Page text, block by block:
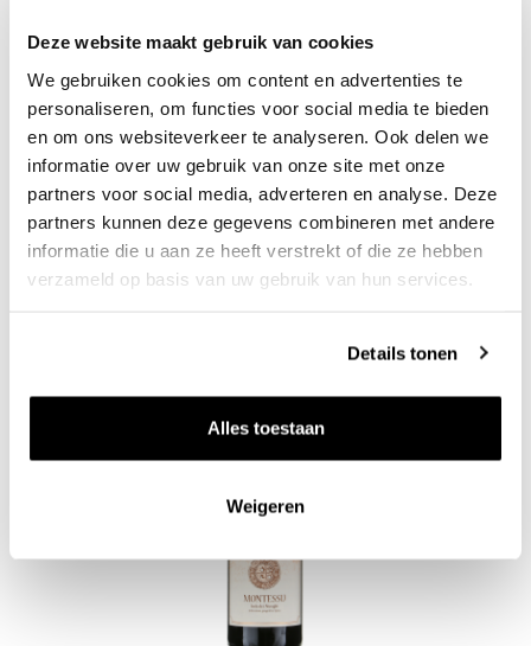
Deze website maakt gebruik van cookies
We gebruiken cookies om content en advertenties te
personaliseren, om functies voor social media te bieden
en om ons websiteverkeer te analyseren. Ook delen we
informatie over uw gebruik van onze site met onze
partners voor social media, adverteren en analyse. Deze
partners kunnen deze gegevens combineren met andere
informatie die u aan ze heeft verstrekt of die ze hebben
verzameld op basis van uw gebruik van hun services.
Details tonen
Alles toestaan
Weigeren
Decanter was kreeg-ie 95 punten.
Aad Kuijper is ex-wijnboer (Mas des
Dames) reclameschrijver en romancier. Zijn
tweede boek ‘Genadebrood’ verscheen in 2022.